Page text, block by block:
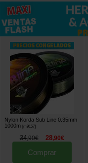
Nylon Korda Sub Line 0.35mm
1000m [m9157]
34,90€ 28,90€
Comprar